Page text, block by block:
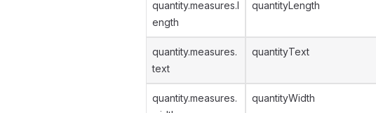
quantity.measures.l
ength
quantityLength
quantity.measures.
text
quantityText
quantity.measures.
quantityWidth